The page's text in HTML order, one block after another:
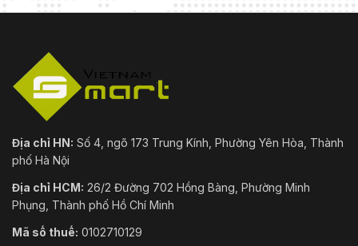
Địa chỉ HN: Số 4, ngõ 173 Trung Kính, Phường Yên Hòa, Thành
phố Hà Nội
Địa chỉ HCM: 26/2 Đường 702 Hồng Bàng, Phường Minh
Phụng, Thành phố Hồ Chí Minh
Mã số thuế: 0102710129